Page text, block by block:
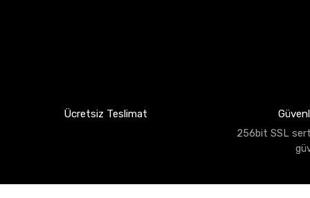
Ücretsiz Teslimat
256bit SSL